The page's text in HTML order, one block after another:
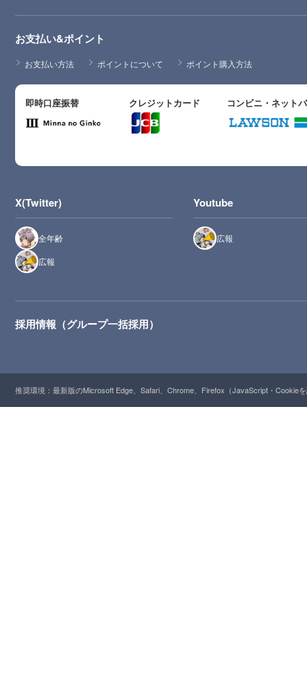
お支払い&ポイント
お支払い方法 ポイントについて ポイント購入方法
即時口座振替 クレジットカード コンビニ・ネット
X(Twitter)
全年齢
広報
Youtube
広報
採用情報（グループ一括採用）
推奨環境：最新版のMicrosoft Edge、Safari、Chrome、Firefox（JavaScript・Cookie